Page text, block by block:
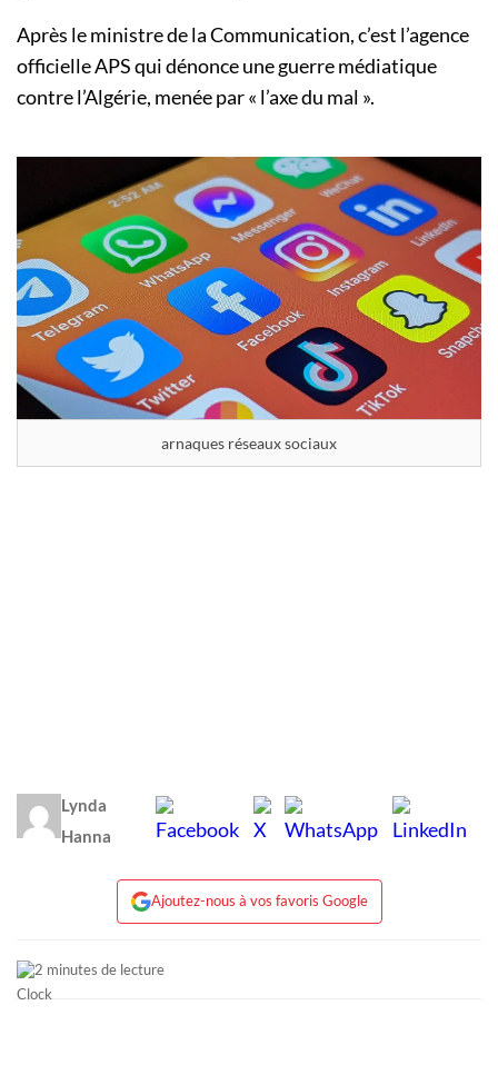
Après le ministre de la Communication, c’est l’agence
officielle APS qui dénonce une guerre médiatique
contre l’Algérie, menée par « l’axe du mal ».
arnaques réseaux sociaux
Lynda
Hanna
Ajoutez-nous à vos favoris Google
2 minutes de lecture